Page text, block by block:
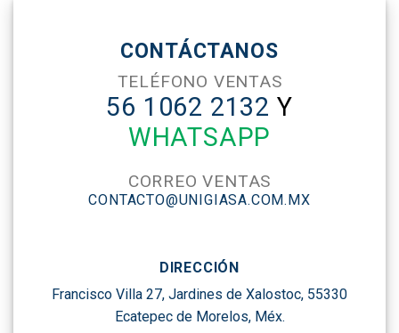
CONTÁCTANOS
TELÉFONO VENTAS
56 1062 2132 Y
WHATSAPP
CORREO VENTAS
CONTACTO@UNIGIASA.COM.MX
DIRECCIÓN
Francisco Villa 27, Jardines de Xalostoc, 55330
Ecatepec de Morelos, Méx.